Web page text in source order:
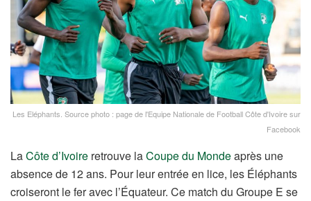
Les Eléphants. Source photo : page de l'Equipe Nationale de Football Côte d'Ivoire sur
Facebook
LaCôte d’Ivoire retrouve laCoupe du Mondeaprès une
absence de 12 ans. Pour leur entrée en lice, les Éléphants
croiseront le fer avec l’Équateur. Ce match du Groupe E se